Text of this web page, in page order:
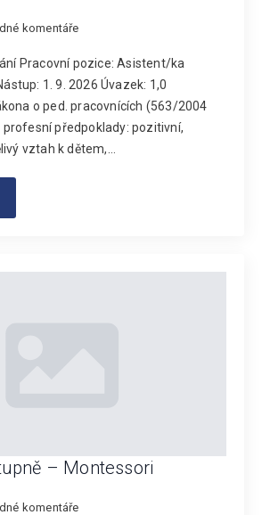
komentáře
Pracovní pozice: Asistent/ka
1. 9. 2026 Úvazek: 1,0
o ped. pracovnících (563/2004
profesní předpoklady: pozitivní,
vztah k dětem,…
– Montessori
komentáře